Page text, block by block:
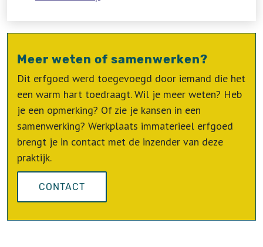
Meer weten of samenwerken?
Dit erfgoed werd toegevoegd door iemand die het
een warm hart toedraagt. Wil je meer weten? Heb
je een opmerking? Of zie je kansen in een
samenwerking? Werkplaats immaterieel erfgoed
brengt je in contact met de inzender van deze
praktijk.
CONTACT